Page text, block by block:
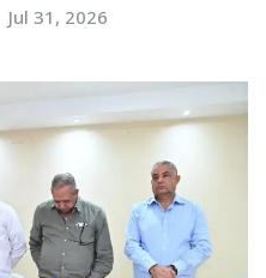
Jul 31, 2026